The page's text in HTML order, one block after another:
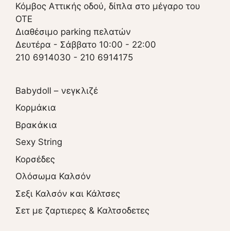
Κόμβος Αττικής οδού, δίπλα στο μέγαρο του
ΟΤΕ
Διαθέσιμο parking πελατών
Δευτέρα - Σάββατο 10:00 - 22:00
210 6914030 - 210 6914175
Babydoll – νεγκλιζέ
Κορμάκια
Βρακάκια
Sexy String
Κορσέδες
Ολόσωμα Καλσόν
Σεξι Καλσόν και Κάλτσες
Σετ με ζαρτιερες & Καλτσοδετες